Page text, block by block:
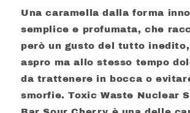
Una caramella dalla forma
semplice e profumata, che
però un gusto del tutto
aspro ma allo stesso tempo
da trattenere in bocca o
smorfie. Toxic Waste Nuclear